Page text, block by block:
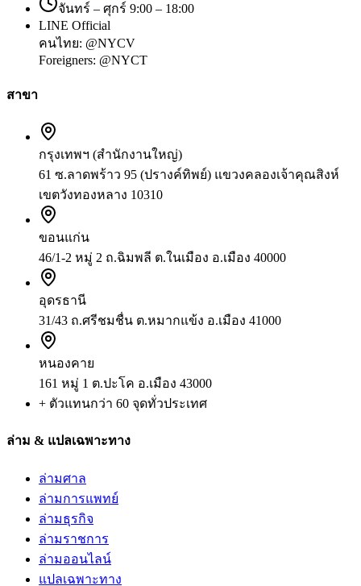
จันทร์ – ศุกร์ 9:00 – 18:00
LINE Official
คนไทย: @NYCV
Foreigners: @NYCT
สาขา
กรุงเทพฯ (สำนักงานใหญ่)
61 ซ.ลาดพร้าว 95 (ปรางค์ทิพย์) แขวงคลองเจ้าคุณสิงห์
เขตวังทองหลาง 10310
ขอนแก่น
46/1-2 หมู่ 2 ถ.ฉิมพลี ต.ในเมือง อ.เมือง 40000
อุดรธานี
31/43 ถ.ศรีชมชื่น ต.หมากแข้ง อ.เมือง 41000
หนองคาย
161 หมู่ 1 ต.ปะโค อ.เมือง 43000
+ ตัวแทนกว่า 60 จุดทั่วประเทศ
ล่าม & แปลเฉพาะทาง
ล่ามศาล
ล่ามการแพทย์
ล่ามธุรกิจ
ล่ามราชการ
ล่ามออนไลน์
แปลเฉพาะทาง